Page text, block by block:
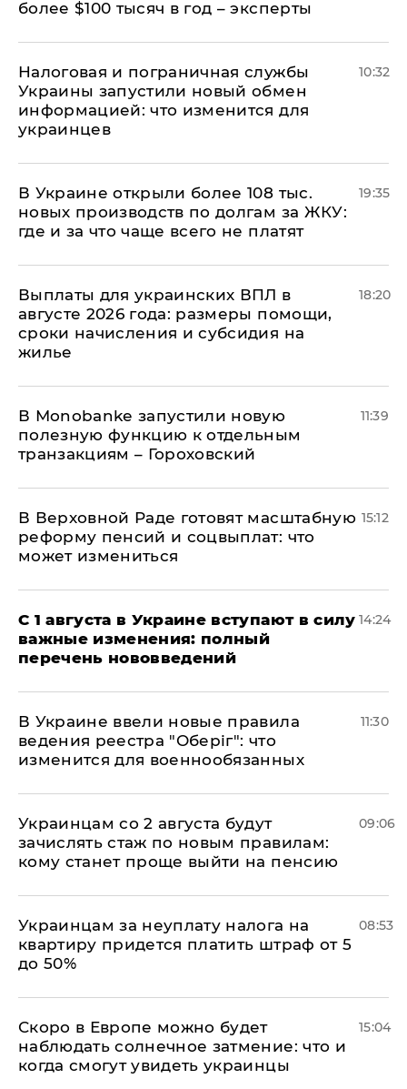
более $100 тысяч в год – эксперты
Налоговая и пограничная службы
Украины запустили новый обмен
информацией: что изменится для
украинцев
10:32
В Украине открыли более 108 тыс.
новых производств по долгам за ЖКУ:
где и за что чаще всего не платят
19:35
Выплаты для украинских ВПЛ в
августе 2026 года: размеры помощи,
сроки начисления и субсидия на
жилье
18:20
В Мonobankе запустили новую
полезную функцию к отдельным
транзакциям – Гороховский
11:39
В Верховной Раде готовят масштабную
реформу пенсий и соцвыплат: что
может измениться
15:12
С 1 августа в Украине вступают в силу
важные изменения: полный
перечень нововведений
14:24
В Украине ввели новые правила
ведения реестра "Оберіг": что
изменится для военнообязанных
11:30
Украинцам со 2 августа будут
зачислять стаж по новым правилам:
кому станет проще выйти на пенсию
09:06
Украинцам за неуплату налога на
квартиру придется платить штраф от 5
до 50%
08:53
Скоро в Европе можно будет
наблюдать солнечное затмение: что и
когда смогут увидеть украинцы
15:04